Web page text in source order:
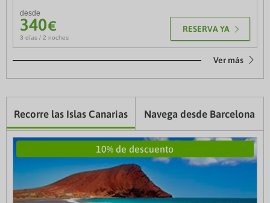
desde
340€
3 días / 2 noches
RESERVA YA
Ver más
4 días / 3 noches
Recorre las Islas Canarias Navega desde Barcelona
10% de descuento
10% de descuento